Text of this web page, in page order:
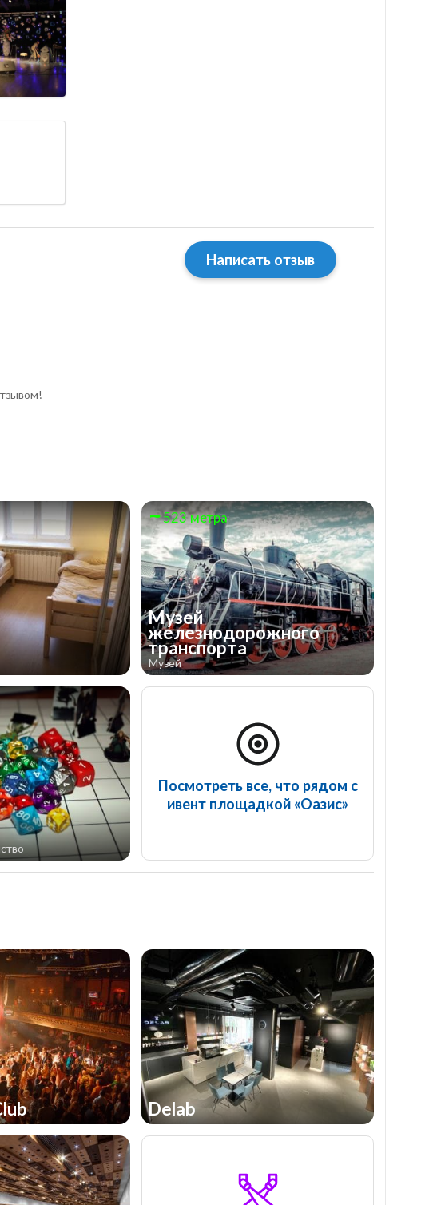
Написать отзыв
523 метра
Музей
железнодорожного
транспорта
Музей
Посмотреть все, что рядом с
ивент площадкой «Оазис»
Delab